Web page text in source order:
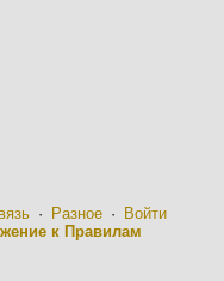
· Разное·
Войти
к Правилам